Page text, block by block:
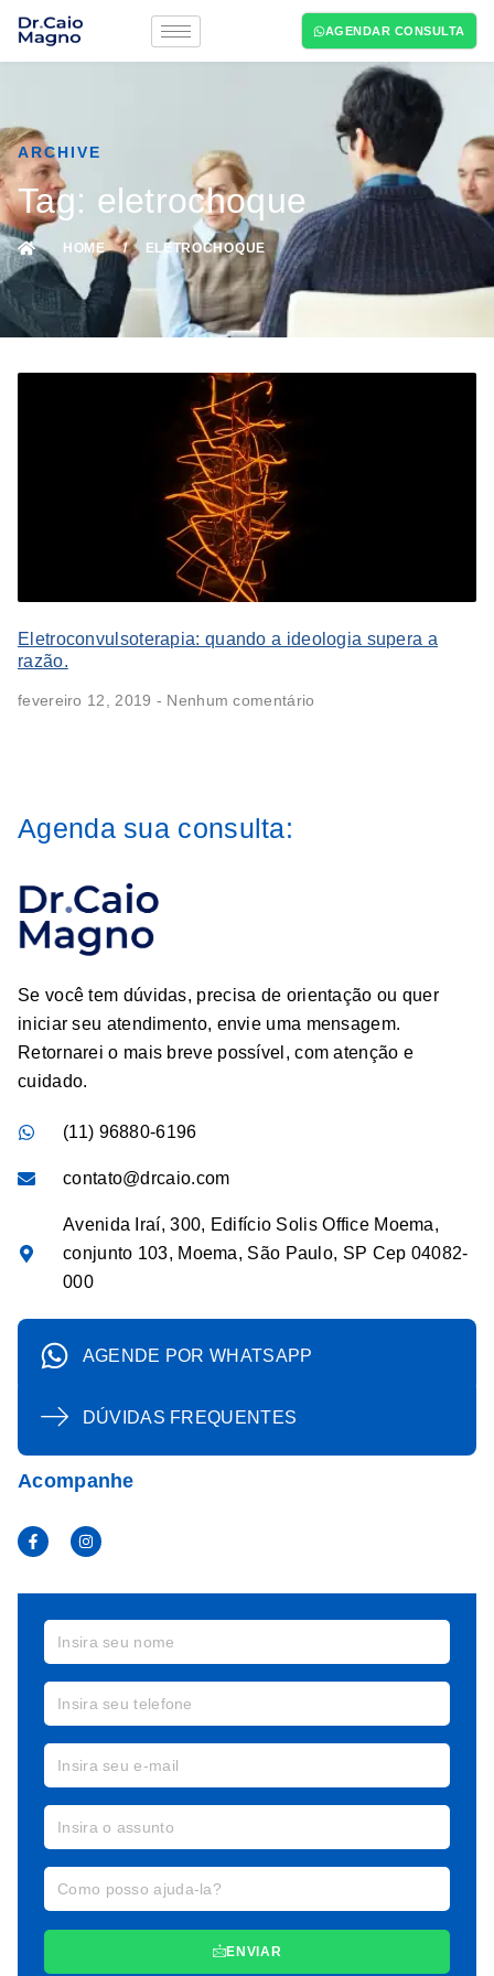
AGENDAR CONSULTA
ARCHIVE
Tag: eletrochoque
HOME / ELETROCHOQUE
Eletroconvulsoterapia: quando a ideologia supera a
razão.
fevereiro 12, 2019 Nenhum comentário
Agenda sua consulta:
Se você tem dúvidas, precisa de orientação ou quer
iniciar seu atendimento, envie uma mensagem.
Retornarei o mais breve possível, com atenção e
cuidado.
(11) 96880-6196
contato@drcaio.com
Avenida Iraí, 300, Edifício Solis Office Moema,
conjunto 103, Moema, São Paulo, SP Cep 04082-
000
AGENDE POR WHATSAPP
DÚVIDAS FREQUENTES
Acompanhe
ENVIAR